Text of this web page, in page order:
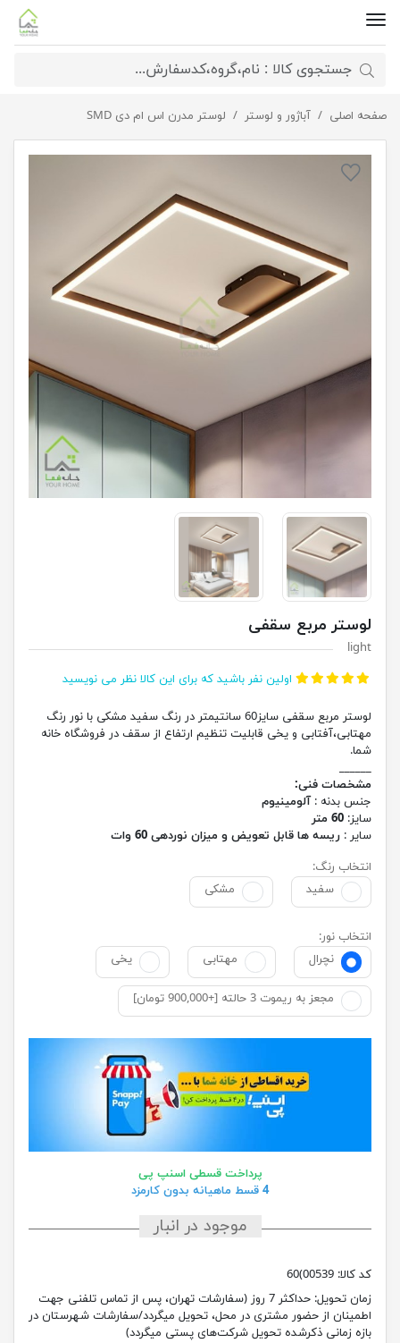
صفحه اصلی آباژور و لوستر لوستر مدرن اس ام دی SMD لوستر مربع سقفی
لوستر مربع سقفی
light
اولین نفر باشید که برای این کالا نظر می نویسید
لوستر مربع سقفی سایز60 سانتیمتر در رنگ سفید مشکی با نور رنگ
مهتابی،آفتابی و یخی قابلیت تنظیم ارتفاع از سقف در فروشگاه خانه
شما.
______
مشخصات فنی:
جنس بدنه :آلومینیوم
سایز: 60 متر
سایر : ریسه ها قابل تعویض و میزان نوردهی 60 وات
انتخاب رنگ:
سفید
مشکی
انتخاب نور:
نچرال
مهتابی یخی
مجعز به ریموت 3 حالته [+900,000 تومان]
پرداخت قسطی اسنپ پی
4 قسط ماهیانه بدون کارمزد
موجود در انبار
کد کالا: 00539)60
زمان تحویل:
حداکثر 7 روز (سفارشات تهران، پس از تماس تلفنی جهت
اطمینان از حضور مشتری در محل، تحویل میگردد/سفارشات شهرستان در
بازه زمانی ذکرشده تحویل شرکت‌های پستی میگردد)